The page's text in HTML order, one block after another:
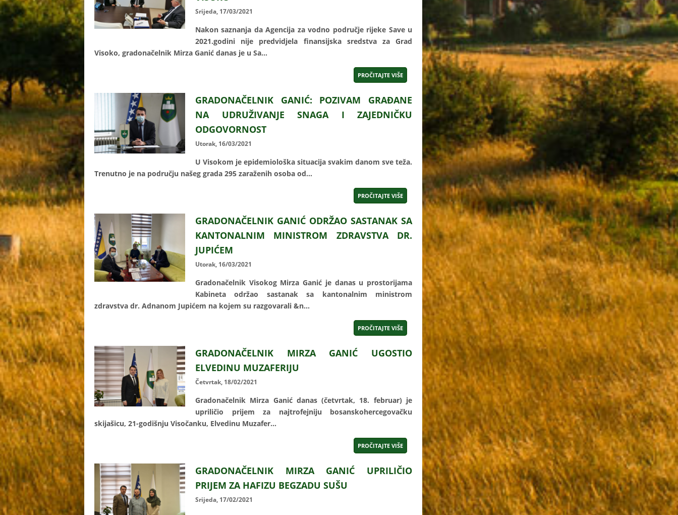
Srijeda, 17/03/2021
Nakon saznanja da Agencija za vodno područje rijeke Save u
2021.godini nije predvidjela finansijska sredstva za Grad
Visoko, gradonačelnik Mirza Ganić danas je u Sa...
PROČITAJTE VIŠE
GRADONAČELNIK GANIĆ: POZIVAM GRAĐANE
NA UDRUŽIVANJE SNAGA I ZAJEDNIČKU
ODGOVORNOST
Utorak, 16/03/2021
U Visokom je epidemiološka situacija svakim danom sve teža.
Trenutno je na području našeg grada 295 zaraženih osoba od...
PROČITAJTE VIŠE
GRADONAČELNIK GANIĆ ODRŽAO SASTANAK SA
KANTONALNIM MINISTROM ZDRAVSTVA DR.
JUPIĆEM
Utorak, 16/03/2021
Gradonačelnik Visokog Mirza Ganić je danas u prostorijama
Kabineta održao sastanak sa kantonalnim ministrom
zdravstva dr. Adnanom Jupićem na kojem su razgovarali &n...
PROČITAJTE VIŠE
GRADONAČELNIK MIRZA GANIĆ UGOSTIO
ELVEDINU MUZAFERIJU
Četvrtak, 18/02/2021
Gradonačelnik Mirza Ganić danas (četvrtak, 18. februar) je
upriličio prijem za najtrofejniju bosanskohercegovačku
skijašicu, 21-godišnju Visočanku, Elvedinu Muzafer...
PROČITAJTE VIŠE
GRADONAČELNIK MIRZA GANIĆ UPRILIČIO
PRIJEM ZA HAFIZU BEGZADU SUŠU
Srijeda, 17/02/2021